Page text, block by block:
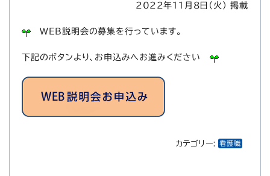
2022年11月8日（火） 掲載
WEB説明会の募集を行っています。
下記のボタンより、お申込みへお進みください
カテゴリー: 看護職